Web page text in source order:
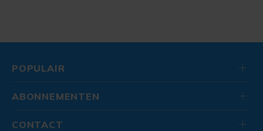
POPULAIR
ABONNEMENTEN
CONTACT